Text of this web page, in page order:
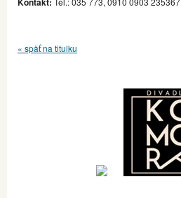
« späť na titulku